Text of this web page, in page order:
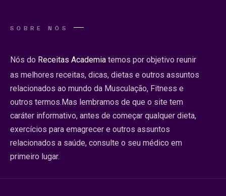
SOBRE NÓS
Nós do Receitas Academia temos por objetivo reunir
as melhores receitas, dicas, dietas e outros assuntos
relacionados ao mundo da Musculação, Fitness e
outros termos.Mas lembramos de que o site tem
caráter informativo, antes de começar qualquer dieta,
exercícios para emagrecer e outros assuntos
relacionados a saúde, consulte o seu médico em
primeiro lugar.